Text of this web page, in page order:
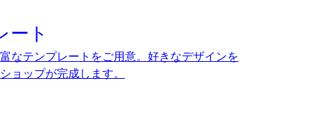
ート
なテンプレートをご用意。好きなデザインを
ョップが完成します。